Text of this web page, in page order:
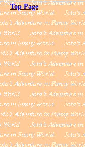
Top Page